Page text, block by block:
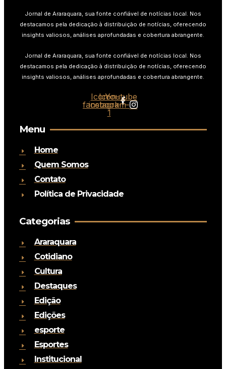
Jornal de Araraquara, sua fonte confiável de notícias local. Nos
destacamos pela dedicação à distribuição de notícias, oferecendo
insights valiosos, análises aprofundadas e cobertura abrangente.
Jornal de Araraquara, sua fonte confiável de notícias local. Nos
destacamos pela dedicação à distribuição de notícias, oferecendo
insights valiosos, análises aprofundadas e cobertura abrangente.
Icon-
facebook
Icon-
instagram-
1
Youtube
Menu
Home
Quem Somos
Contato
Política de Privacidade
Categorias
Araraquara
Cotidiano
Cultura
Destaques
Edição
Edições
esporte
Esportes
Institucional